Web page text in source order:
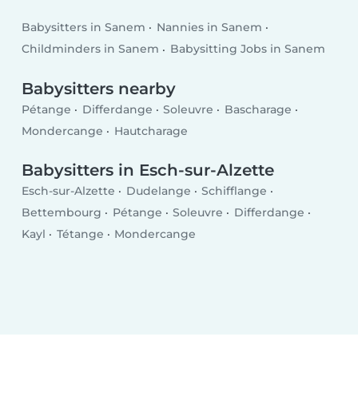
Babysitters in Sanem
Nannies in Sanem
Childminders in Sanem
Babysitting Jobs in Sanem
Babysitters nearby
Pétange Differdange Soleuvre
Bascharage
Mondercange
Hautcharage
Babysitters in Esch-sur-Alzette
Esch-sur-Alzette Dudelange
Schifflange
Bettembourg
Pétange Soleuvre
Differdange
Kayl
Tétange Mondercange